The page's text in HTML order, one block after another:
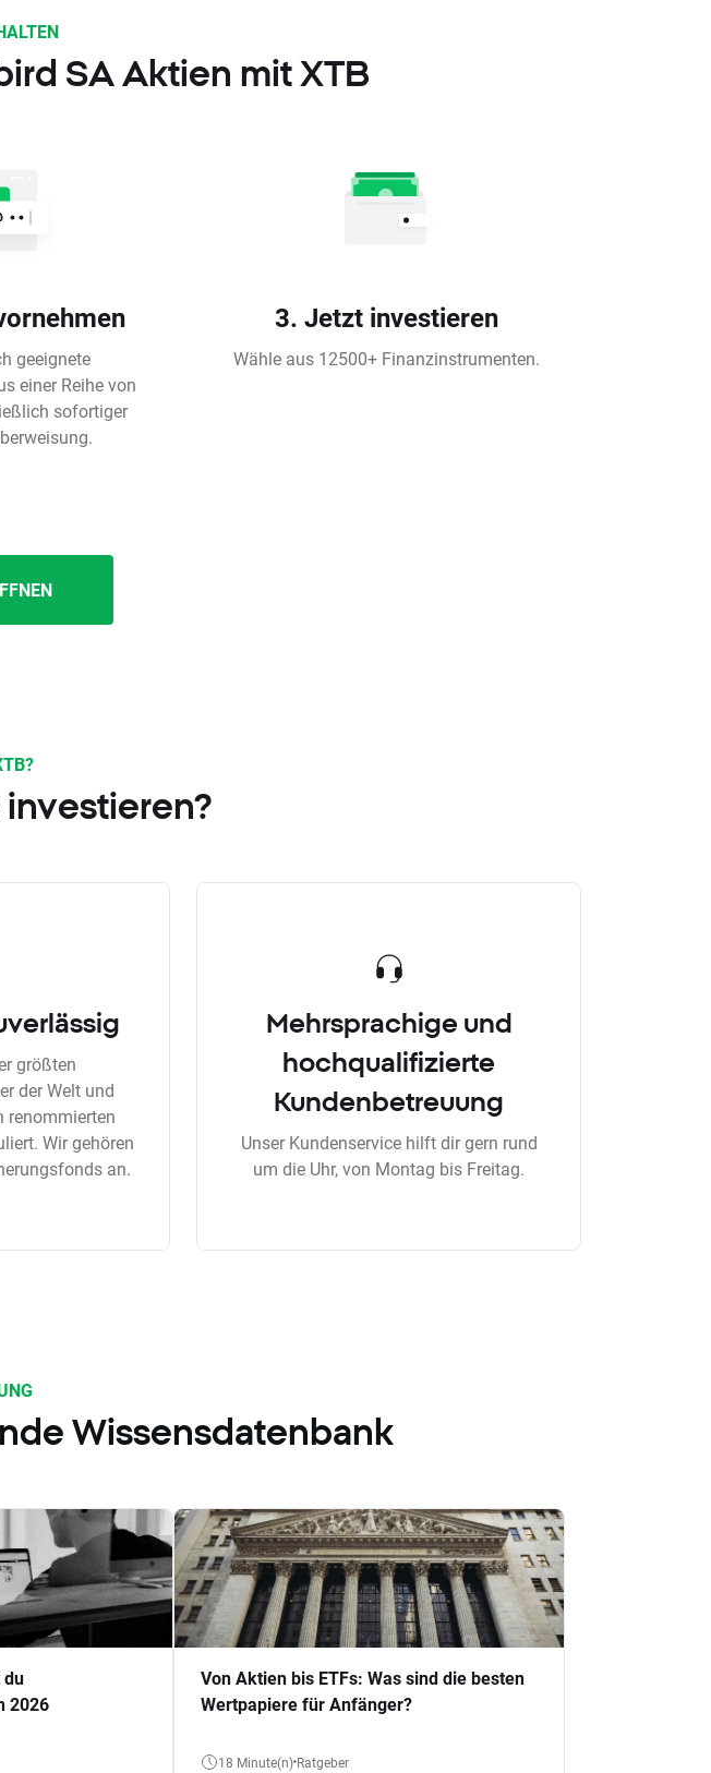
SA Aktien mit XTB
geeignete
einer Reihe von
sofortiger
3. Jetzt investieren
Wähle aus 12500+ Finanzinstrumenten.
investieren?
größten
der Welt und
renommierten
Wir gehören
an.
Mehrsprachige und
hochqualifizierte
Kundenbetreuung
Unser Kundenservice hilft dir gern rund
um die Uhr, von Montag bis Freitag.
Wissensdatenbank
2026
Von Aktien bis ETFs: Was sind die besten
Wertpapiere für Anfänger?
18 Minute(n) Ratgeber